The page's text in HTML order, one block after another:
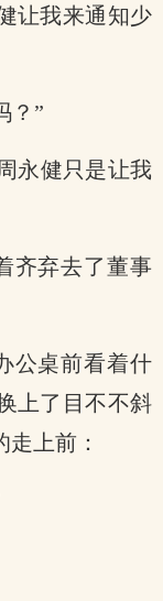
让我来通知少
？”
永健只是让我
齐弃去了董事
公桌前看着什
上了目不不斜
上前：